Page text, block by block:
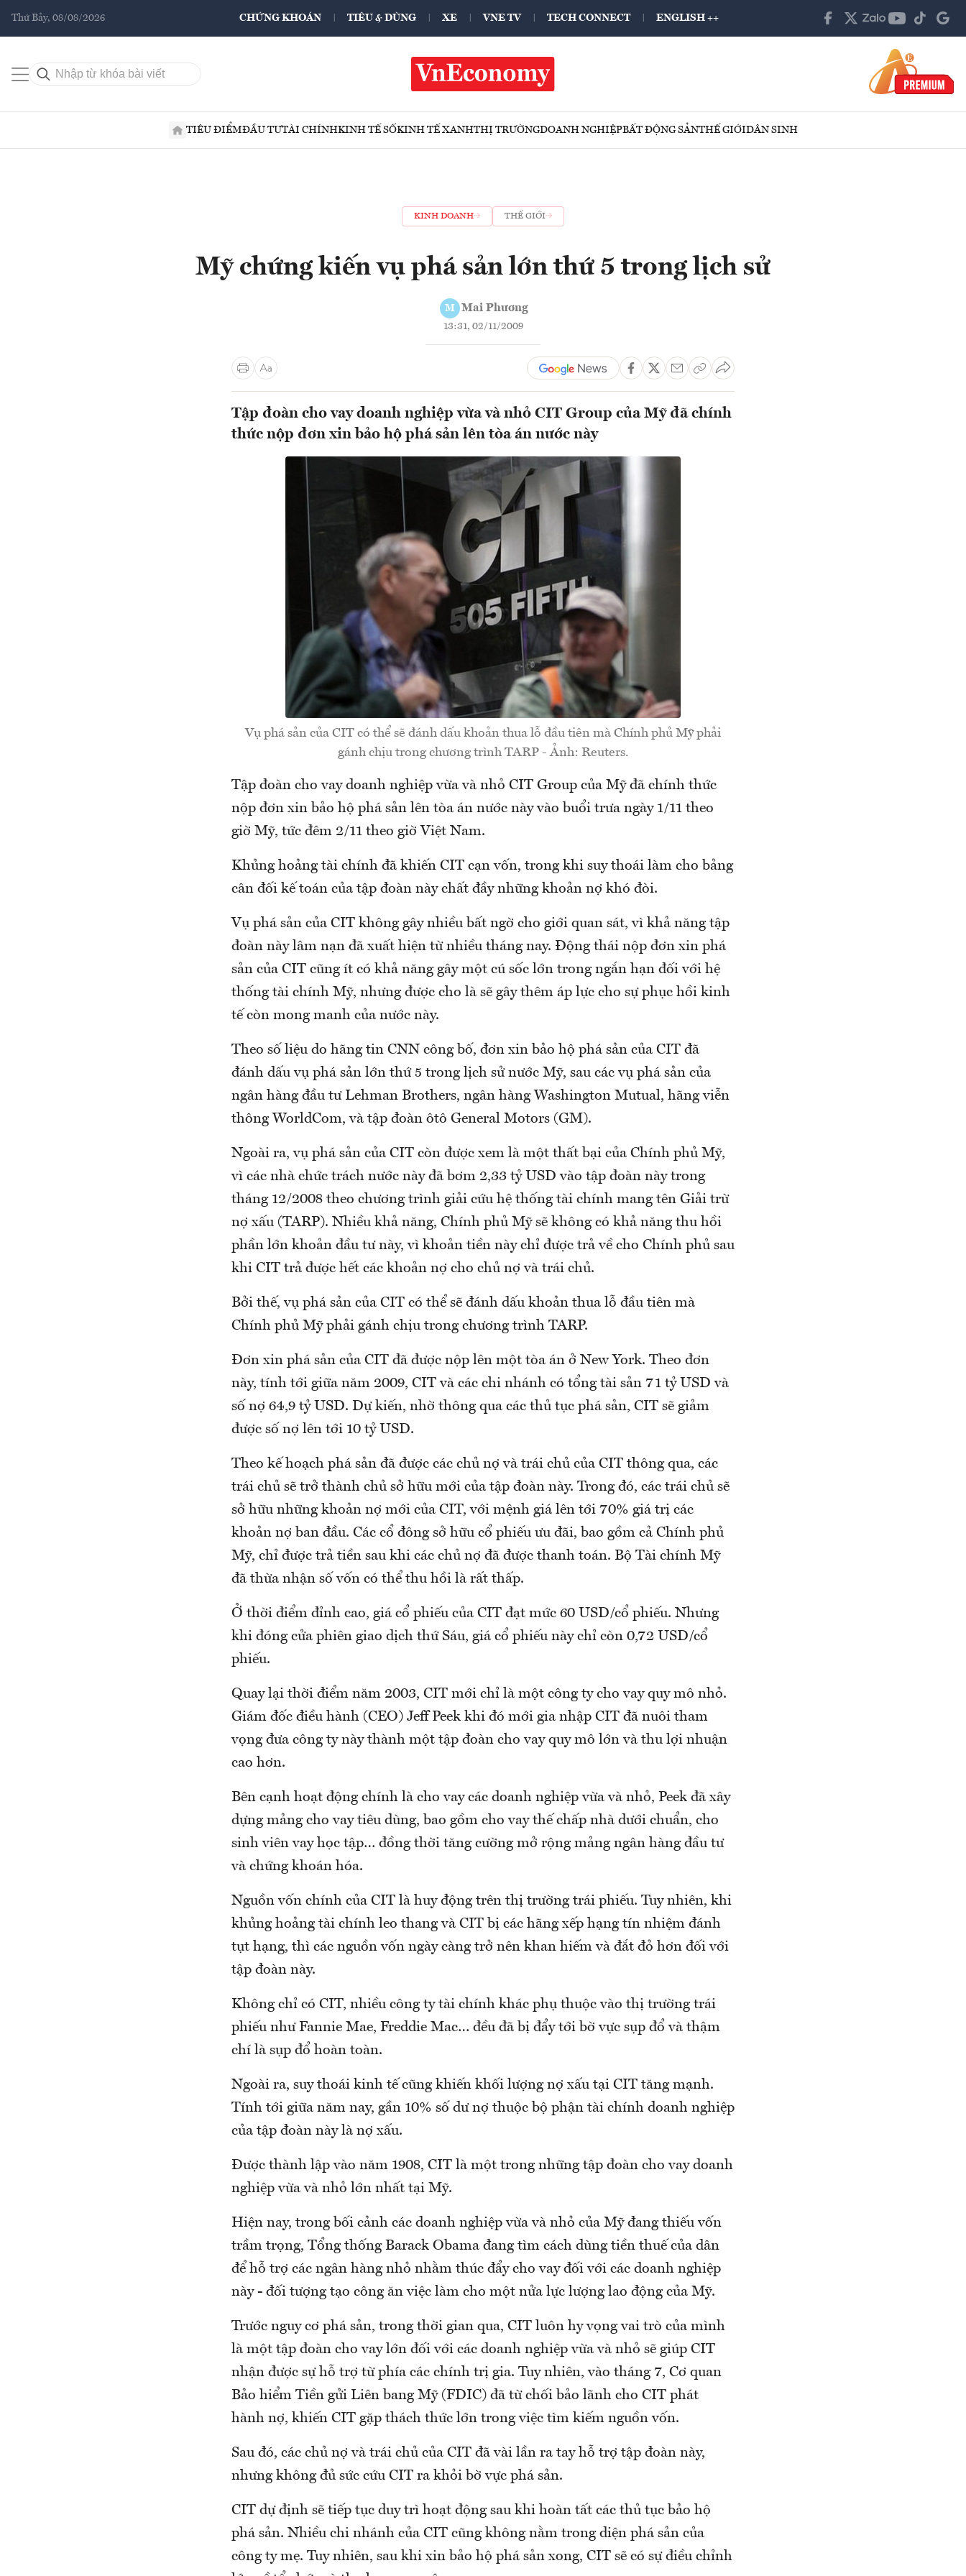
Thứ Bảy, 08/08/2026 CHỨNG KHOÁN TIÊU & DÙNG XE VNE TV TECH CONNECT ENGLISH ++
TIÊU ĐIỂMĐẦU TƯTÀI CHÍNHKINH TẾ SỐKINH TẾ XANHTHỊ TRƯỜNGDOANH NGHIỆPBẤT ĐỘNG SẢNTHẾ GIỚIDÂN SINH
KINH DOANH THẾ GIỚI
Mỹ chứng kiến vụ phá sản lớn thứ 5 trong lịch sử
M Mai Phương
13:31, 02/11/2009
Tập đoàn cho vay doanh nghiệp vừa và nhỏ CIT Group của Mỹ đã chính
thức nộp đơn xin bảo hộ phá sản lên tòa án nước này
Vụ phá sản của CIT có thể sẽ đánh dấu khoản thua lỗ đầu tiên mà Chính phủ Mỹ phải
gánh chịu trong chương trình TARP - Ảnh: Reuters.
Tập đoàn cho vay doanh nghiệp vừa và nhỏ CIT Group của Mỹ đã chính thức
nộp đơn xin bảo hộ phá sản lên tòa án nước này vào buổi trưa ngày 1/11 theo
giờ Mỹ, tức đêm 2/11 theo giờ Việt Nam.
Khủng hoảng tài chính đã khiến CIT cạn vốn, trong khi suy thoái làm cho bảng
cân đối kế toán của tập đoàn này chất đầy những khoản nợ khó đòi.
Vụ phá sản của CIT không gây nhiều bất ngờ cho giới quan sát, vì khả năng tập
đoàn này lâm nạn đã xuất hiện từ nhiều tháng nay. Động thái nộp đơn xin phá
sản của CIT cũng ít có khả năng gây một cú sốc lớn trong ngắn hạn đối với hệ
thống tài chính Mỹ, nhưng được cho là sẽ gây thêm áp lực cho sự phục hồi kinh
tế còn mong manh của nước này.
Theo số liệu do hãng tin CNN công bố, đơn xin bảo hộ phá sản của CIT đã
đánh dấu vụ phá sản lớn thứ 5 trong lịch sử nước Mỹ, sau các vụ phá sản của
ngân hàng đầu tư Lehman Brothers, ngân hàng Washington Mutual, hãng viễn
thông WorldCom, và tập đoàn ôtô General Motors (GM).
Ngoài ra, vụ phá sản của CIT còn được xem là một thất bại của Chính phủ Mỹ,
vì các nhà chức trách nước này đã bơm 2,33 tỷ USD vào tập đoàn này trong
tháng 12/2008 theo chương trình giải cứu hệ thống tài chính mang tên Giải trừ
nợ xấu (TARP). Nhiều khả năng, Chính phủ Mỹ sẽ không có khả năng thu hồi
phần lớn khoản đầu tư này, vì khoản tiền này chỉ được trả về cho Chính phủ sau
khi CIT trả được hết các khoản nợ cho chủ nợ và trái chủ.
Bởi thế, vụ phá sản của CIT có thể sẽ đánh dấu khoản thua lỗ đầu tiên mà
Chính phủ Mỹ phải gánh chịu trong chương trình TARP.
Đơn xin phá sản của CIT đã được nộp lên một tòa án ở New York. Theo đơn
này, tính tới giữa năm 2009, CIT và các chi nhánh có tổng tài sản 71 tỷ USD và
số nợ 64,9 tỷ USD. Dự kiến, nhờ thông qua các thủ tục phá sản, CIT sẽ giảm
được số nợ lên tới 10 tỷ USD.
Theo kế hoạch phá sản đã được các chủ nợ và trái chủ của CIT thông qua, các
trái chủ sẽ trở thành chủ sở hữu mới của tập đoàn này. Trong đó, các trái chủ sẽ
sở hữu những khoản nợ mới của CIT, với mệnh giá lên tới 70% giá trị các
khoản nợ ban đầu. Các cổ đông sở hữu cổ phiếu ưu đãi, bao gồm cả Chính phủ
Mỹ, chỉ được trả tiền sau khi các chủ nợ đã được thanh toán. Bộ Tài chính Mỹ
đã thừa nhận số vốn có thể thu hồi là rất thấp.
Ở thời điểm đỉnh cao, giá cổ phiếu của CIT đạt mức 60 USD/cổ phiếu. Nhưng
khi đóng cửa phiên giao dịch thứ Sáu, giá cổ phiếu này chỉ còn 0,72 USD/cổ
phiếu.
Quay lại thời điểm năm 2003, CIT mới chỉ là một công ty cho vay quy mô nhỏ.
Giám đốc điều hành (CEO) Jeff Peek khi đó mới gia nhập CIT đã nuôi tham
vọng đưa công ty này thành một tập đoàn cho vay quy mô lớn và thu lợi nhuận
cao hơn.
Bên cạnh hoạt động chính là cho vay các doanh nghiệp vừa và nhỏ, Peek đã xây
dựng mảng cho vay tiêu dùng, bao gồm cho vay thế chấp nhà dưới chuẩn, cho
sinh viên vay học tập… đồng thời tăng cường mở rộng mảng ngân hàng đầu tư
và chứng khoán hóa.
Nguồn vốn chính của CIT là huy động trên thị trường trái phiếu. Tuy nhiên, khi
khủng hoảng tài chính leo thang và CIT bị các hãng xếp hạng tín nhiệm đánh
tụt hạng, thì các nguồn vốn ngày càng trở nên khan hiếm và đắt đỏ hơn đối với
tập đoàn này.
Không chỉ có CIT, nhiều công ty tài chính khác phụ thuộc vào thị trường trái
phiếu như Fannie Mae, Freddie Mac… đều đã bị đẩy tới bờ vực sụp đổ và thậm
chí là sụp đổ hoàn toàn.
Ngoài ra, suy thoái kinh tế cũng khiến khối lượng nợ xấu tại CIT tăng mạnh.
Tính tới giữa năm nay, gần 10% số dư nợ thuộc bộ phận tài chính doanh nghiệp
của tập đoàn này là nợ xấu.
Được thành lập vào năm 1908, CIT là một trong những tập đoàn cho vay doanh
nghiệp vừa và nhỏ lớn nhất tại Mỹ.
Hiện nay, trong bối cảnh các doanh nghiệp vừa và nhỏ của Mỹ đang thiếu vốn
trầm trọng, Tổng thống Barack Obama đang tìm cách dùng tiền thuế của dân
để hỗ trợ các ngân hàng nhỏ nhằm thúc đẩy cho vay đối với các doanh nghiệp
này - đối tượng tạo công ăn việc làm cho một nửa lực lượng lao động của Mỹ.
Trước nguy cơ phá sản, trong thời gian qua, CIT luôn hy vọng vai trò của mình
là một tập đoàn cho vay lớn đối với các doanh nghiệp vừa và nhỏ sẽ giúp CIT
nhận được sự hỗ trợ từ phía các chính trị gia. Tuy nhiên, vào tháng 7, Cơ quan
Bảo hiểm Tiền gửi Liên bang Mỹ (FDIC) đã từ chối bảo lãnh cho CIT phát
hành nợ, khiến CIT gặp thách thức lớn trong việc tìm kiếm nguồn vốn.
Sau đó, các chủ nợ và trái chủ của CIT đã vài lần ra tay hỗ trợ tập đoàn này,
nhưng không đủ sức cứu CIT ra khỏi bờ vực phá sản.
CIT dự định sẽ tiếp tục duy trì hoạt động sau khi hoàn tất các thủ tục bảo hộ
phá sản. Nhiều chi nhánh của CIT cũng không nằm trong diện phá sản của
công ty mẹ. Tuy nhiên, sau khi xin bảo hộ phá sản xong, CIT sẽ có sự điều chỉnh